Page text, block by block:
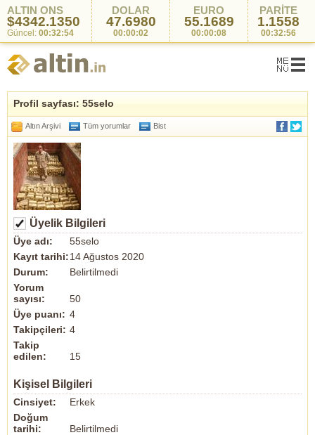
ALTIN ONS
$4342.1350
Güncel: 00:32:54
DOLAR
47.6980
00:00:02
EURO
55.1689
00:00:08
PARİTE
1.1558
00:32:56
Profil sayfası: 55selo
Altın Arşivi Tüm yorumlar Bist
Üyelik Bilgileri
Üye adı:
55selo
Kayıt tarihi:14 Ağustos 2020
Durum:
Belirtilmedi
Yorum
sayısı:
50
Üye puanı: 4
Takipçileri: 4
Takip
edilen:
15
Kişisel Bilgileri
Cinsiyet:
Erkek
Doğum
tarihi:
Belirtilmedi